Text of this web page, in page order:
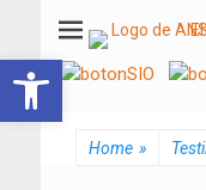
Asociación
Home »
Abrir barra de